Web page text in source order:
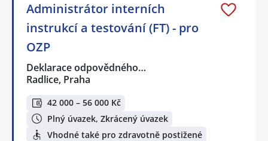
Administrátor interních
instrukcí a testování (FT) - pro
OZP
Deklarace odpovědného…
Radlice, Praha
42 000 – 56 000 Kč
Plný úvazek, Zkrácený úvazek
Vhodné také pro zdravotně postižené